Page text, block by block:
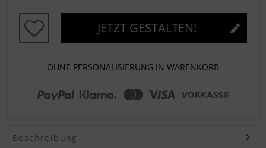
JETZT GESTALTEN!
OHNE PERSONALISIERUNG IN WARENKORB
Beschreibung